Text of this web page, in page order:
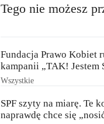
Tego nie możesz
Fundacja Prawo Kobiet
kampanii „TAK! Jestem
Wszystkie
SPF szyty na miarę. Te
naprawdę chce się